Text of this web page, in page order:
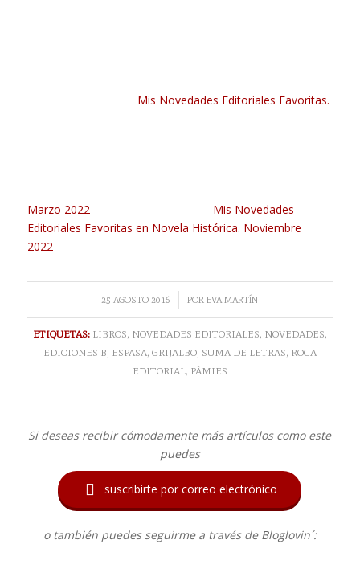
Mis Novedades Editoriales Favoritas.
Marzo 2022
Mis Novedades
Editoriales Favoritas en Novela Histórica. Noviembre
2022
25 AGOSTO 2016
/ POREVA MARTÍN
ETIQUETAS: LIBROS, NOVEDADES EDITORIALES, NOVEDADES,
EDICIONES B, ESPASA, GRIJALBO, SUMA DE LETRAS, ROCA
EDITORIAL, PÀMIES
Si deseas recibir cómodamente más artículos como este
puedes
 suscribirte por correo electrónico
o también puedes seguirme a través de Bloglovin´: